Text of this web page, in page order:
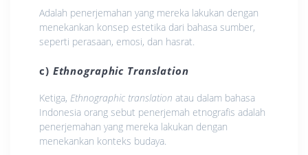
Adalah penerjemahan yang mereka lakukan dengan
menekankan konsep estetika dari bahasa sumber,
seperti perasaan, emosi, dan hasrat.
c) Ethnographic Translation
Ketiga, Ethnographic translation atau dalam bahasa
Indonesia orang sebut penerjemah etnografis adalah
penerjemahan yang mereka lakukan dengan
menekankan konteks budaya.